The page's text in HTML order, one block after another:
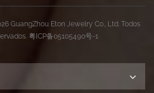
GuangZhou Eton Jewelry Co., Ltd. Todos
粤ICP备05105490号-1